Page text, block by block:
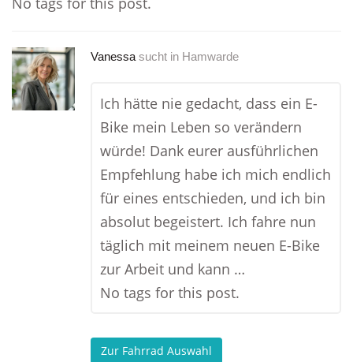
Vanessa sucht in Hamwarde
Ich hätte nie gedacht, dass ein E-
Bike mein Leben so verändern
würde! Dank eurer ausführlichen
Empfehlung habe ich mich endlich
für eines entschieden, und ich bin
absolut begeistert. Ich fahre nun
täglich mit meinem neuen E-Bike
zur Arbeit und kann …
No tags for this post.
Zur Fahrrad Auswahl